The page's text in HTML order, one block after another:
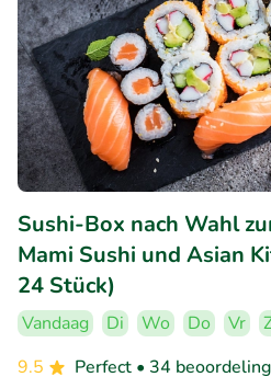
Sushi-Box nach Wahl
Mami Sushi und Asian
24 Stück)
Vandaag Di Wo Do Vr
9.5
Perfect • 34